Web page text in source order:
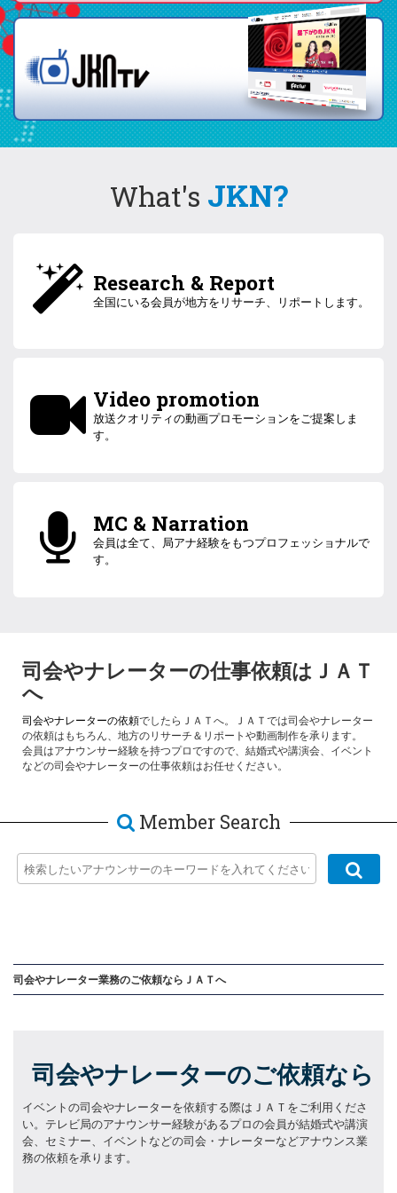
What's JKN?
Research & Report
全国にいる会員が地方をリサーチ、リポートします。
Video promotion
放送クオリティの動画プロモーションをご提案しま
す。
MC & Narration
会員は全て、局アナ経験をもつプロフェッショナルで
す。
司会やナレーターの仕事依頼はＪＡＴ
へ
司会やナレーターの依頼でしたらＪＡＴへ。ＪＡＴでは司会やナレーター
の依頼はもちろん、地方のリサーチ＆リポートや動画制作を承ります。
会員はアナウンサー経験を持つプロですので、結婚式や講演会、イベント
などの司会やナレーターの仕事依頼はお任せください。
Member Search
司会やナレーター業務のご依頼ならＪＡＴへ
司会やナレーターのご依頼なら
イベントの司会やナレーターを依頼する際はＪＡＴをご利用くださ
い。テレビ局のアナウンサー経験があるプロの会員が結婚式や講演
会、セミナー、イベントなどの司会・ナレーターなどアナウンス業
務の依頼を承ります。